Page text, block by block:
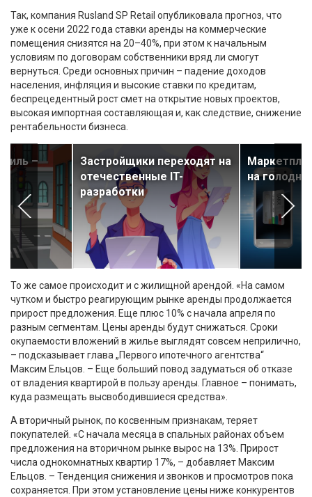
Так, компания Rusland SP Retail опубликовала прогноз, что
уже к осени 2022 года ставки аренды на коммерческие
помещения снизятся на 20–40%, при этом к начальным
условиям по договорам собственники вряд ли смогут
вернуться. Среди основных причин – падение доходов
населения, инфляция и высокие ставки по кредитам,
беспрецедентный рост смет на открытие новых проектов,
высокая импортная составляющая и, как следствие, снижение
рентабельности бизнеса.
–
Застройщики переходят на
отечественные IT-
разработки
на
То же самое происходит и с жилищной арендой. «На самом
чутком и быстро реагирующим рынке аренды продолжается
прирост предложения. Еще плюс 10% с начала апреля по
разным сегментам. Цены аренды будут снижаться. Сроки
окупаемости вложений в жилье выглядят совсем неприлично,
– подсказывает глава „Первого ипотечного агентства“
Максим Ельцов. – Еще больший повод задуматься об отказе
от владения квартирой в пользу аренды. Главное – понимать,
куда размещать высвободившиеся средства».
А вторичный рынок, по косвенным признакам, теряет
покупателей. «С начала месяца в спальных районах объем
предложения на вторичном рынке вырос на 13%. Прирост
числа однокомнатных квартир 17%, – добавляет Максим
Ельцов. – Тенденция снижения и звонков и просмотров пока
сохраняется. При этом установление цены ниже конкурентов